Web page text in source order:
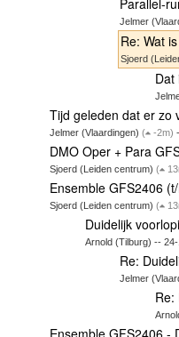
Parallel-
Jelmer
Re: Wat
Sjoerd
Dat
Tijd geleden dat er zo
Jelmer (Vlaardingen)( -2m)
DMO Oper + Para
Sjoerd (Leiden centrum)(
Ensemble GFS2406
Sjoerd (Leiden centrum)(
Duidelijk
Arnold (Tilburg) --
Re:
Jelmer
Re: